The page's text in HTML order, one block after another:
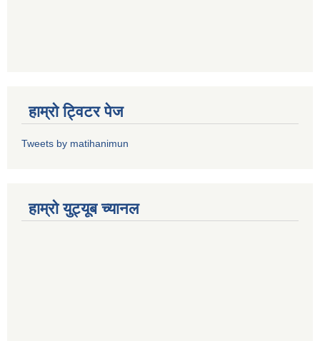
हाम्राे ट्विटर पेज
Tweets by matihanimun
हाम्रो युट्यूब च्यानल